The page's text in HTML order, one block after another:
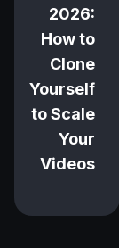
2026:
How to
Clone
Yourself
to Scale
Your
Videos